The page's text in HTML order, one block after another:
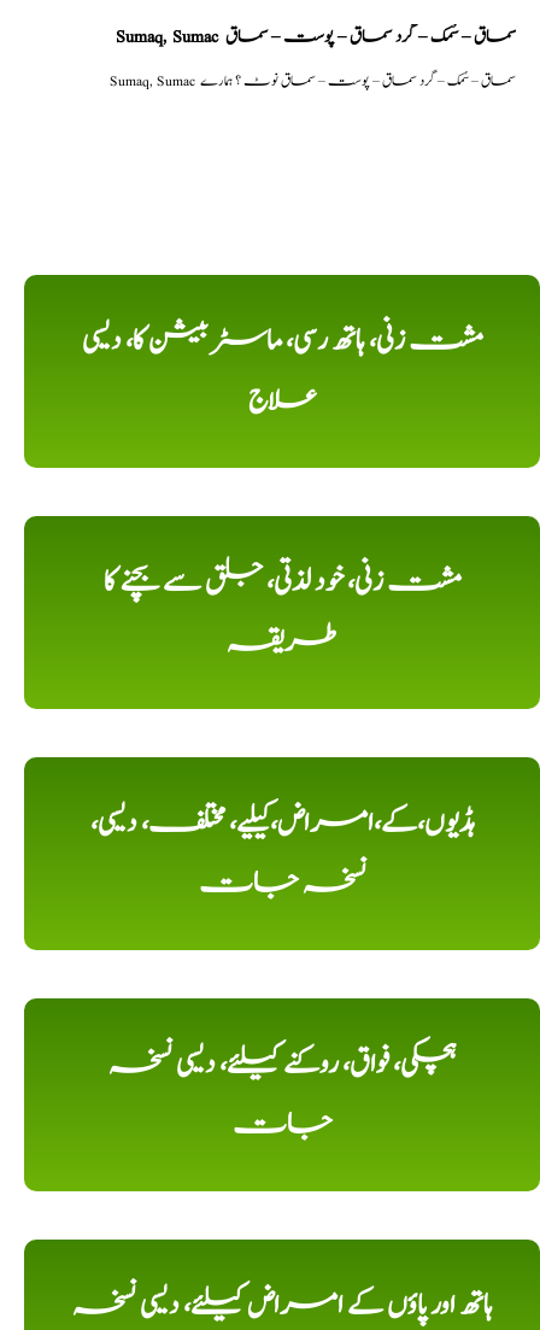
Sumaq, Sumac سماق – سُمک – گرد سماق – پوست – سماق
Sumaq, Sumac سماق – سُمک – گرد سماق – پوست – سماق نوٹ ؟ ہمارے
مشت زنی، ہاتھ رسی، ماسٹر بیشن کا، دیسی
علاج
مشت زنی، خود لذتی، جلق سے بچنے کا
طریقہ
ہڈیوں،کے،امراض،کیلیے، مختلف، دیسی،
نسخہ جات
ہچکی، فواق، روکنے کیلئے، دیسی نسخہ
جات
ہاتھ اور پاؤں کے امراض کیلئے، دیسی نسخہ